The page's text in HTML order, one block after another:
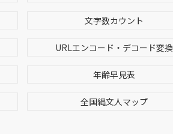
文字数カウント
URLエンコード・デコード変換
年齢早見表
全国縄文人マップ